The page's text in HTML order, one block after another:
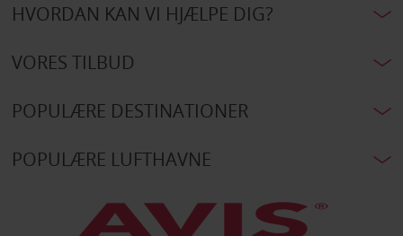
HVORDAN KAN VI HJÆLPE DIG?
VORES TILBUD
POPULÆRE DESTINATIONER
POPULÆRE LUFTHAVNE